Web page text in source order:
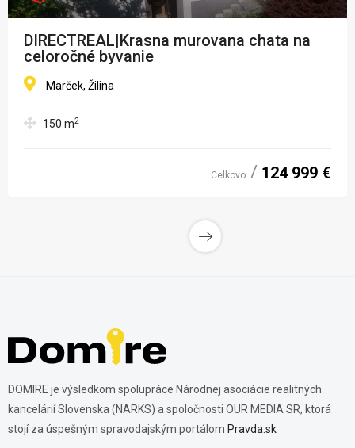
DIRECTREAL|Krasna murovana chata na
celoročné byvanie
Marček, Žilina
150 m2
Celkovo 124 999 €
DOMIRE je výsledkom spolupráce Národnej asociácie realitných
kancelárií Slovenska (NARKS) a spoločnosti OUR MEDIA SR, ktorá
stojí za úspešným spravodajským portálom Pravda.sk